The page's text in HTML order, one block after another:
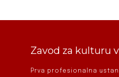
Zavod za kulturu
Prva profesionalna